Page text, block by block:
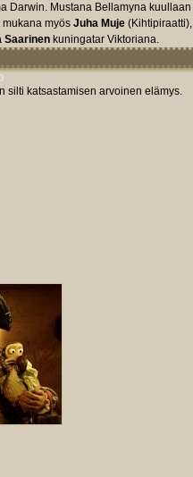
Darwin. Mustana Bellamyna kuullaan
myös Juha Muje (Kihtipiraatti),
Saarinen kuningatar Viktoriana.
silti katsastamisen arvoinen elämys.